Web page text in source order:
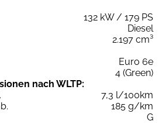
132 kW / 179 PS
Diesel
2.197 cm³
Euro 6e
4 (Green)
nach WLTP:
7,3 l/100km
185 g/km
G